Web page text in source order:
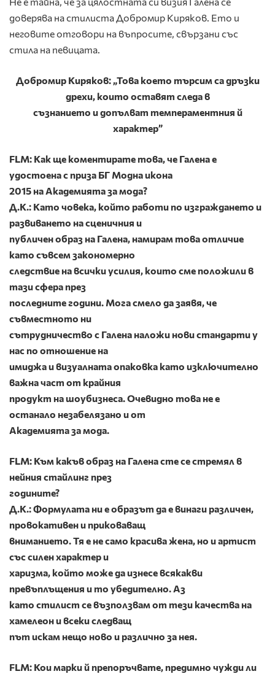
доверява на стилиста Добромир Киряков. Ето и
неговите отговори на въпросите, свързани със
стила на певицата.
Добромир Киряков: „Това което търсим са дръзки
дрехи, които оставят следа в
съзнанието и допълват темпераментния й
характер”
FLM: Как ще коментирате това, че Галена е
удостоена с приза БГ Модна икона
2015 на Академията за мода?
Д.К.: Като човека, който работи по изграждането и
развиването на сценичния и
публичен образ на Галена, намирам това отличие
като съвсем закономерно
следствие на всички усилия, които сме положили в
тази сфера през
последните години. Мога смело да заявя, че
съвместното ни
сътрудничество с Галена наложи нови стандарти у
нас по отношение на
имиджа и визуалната опаковка като изключително
важна част от крайния
продукт на шоубизнеса. Очевидно това не е
останало незабелязано и от
Академията за мода.
FLM: Към какъв образ на Галена сте се стремял в
нейния стайлинг през
годините?
Д.К.: Формулата ни е образът да е винаги различен,
провокативен и приковаващ
вниманието. Тя е не само красива жена, но и артист
със силен характер и
харизма, който може да изнесе всякакви
превъплъщения и то убедително. Аз
като стилист се възползвам от тези качества на
хамелеон и всеки следващ
път искам нещо ново и различно за нея.
FLM: Кои марки й препоръчвате, прeдимно чужди ли